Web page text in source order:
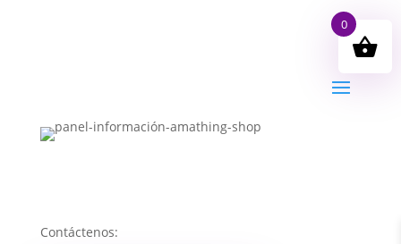
Contáctenos:
0